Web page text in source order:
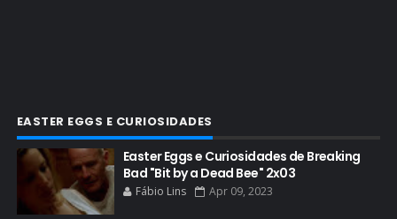
CONHEÇA BREAKING BAD
CRITICS CHOICE AWARDS
CURIOSIDADES
DGA AWARDS
EASTER EGGS E CURIOSIDADES
Easter Eggs e Curiosidades de Breaking
Bad "Bit by a Dead Bee" 2x03
Fábio Lins Apr 09, 2023